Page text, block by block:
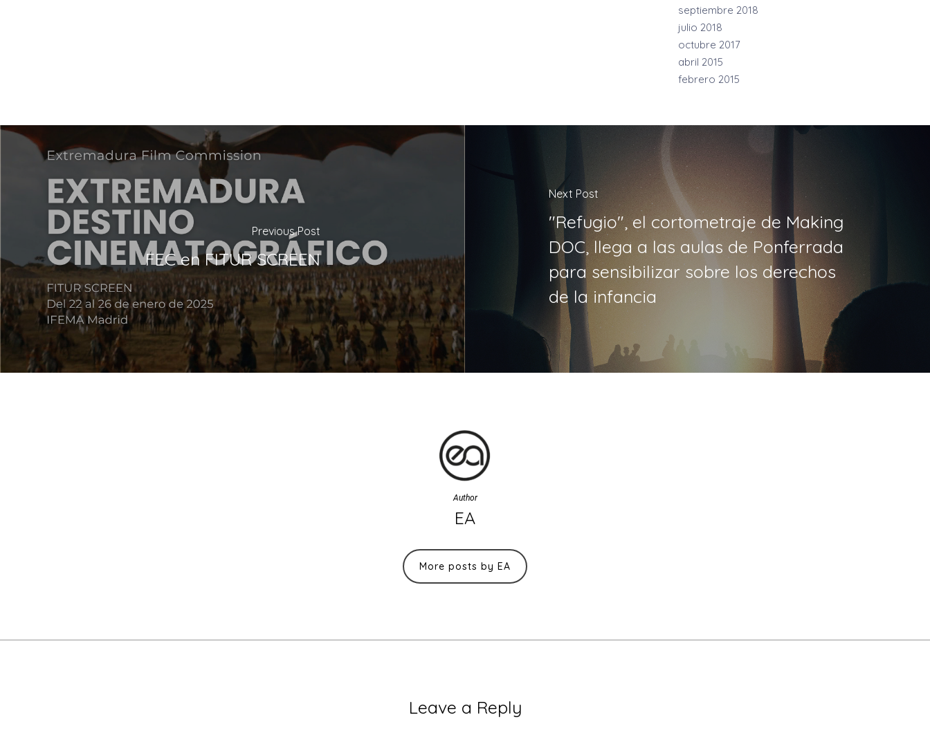
septiembre 2018
julio 2018
octubre 2017
abril 2015
febrero 2015
Previous Post
FEC en FITUR SCREEN
Next Post
"Refugio", el cortometraje de Making
DOC, llega a las aulas de Ponferrada
para sensibilizar sobre los derechos
de la infancia
Author
EA
More posts by EA
Leave a Reply